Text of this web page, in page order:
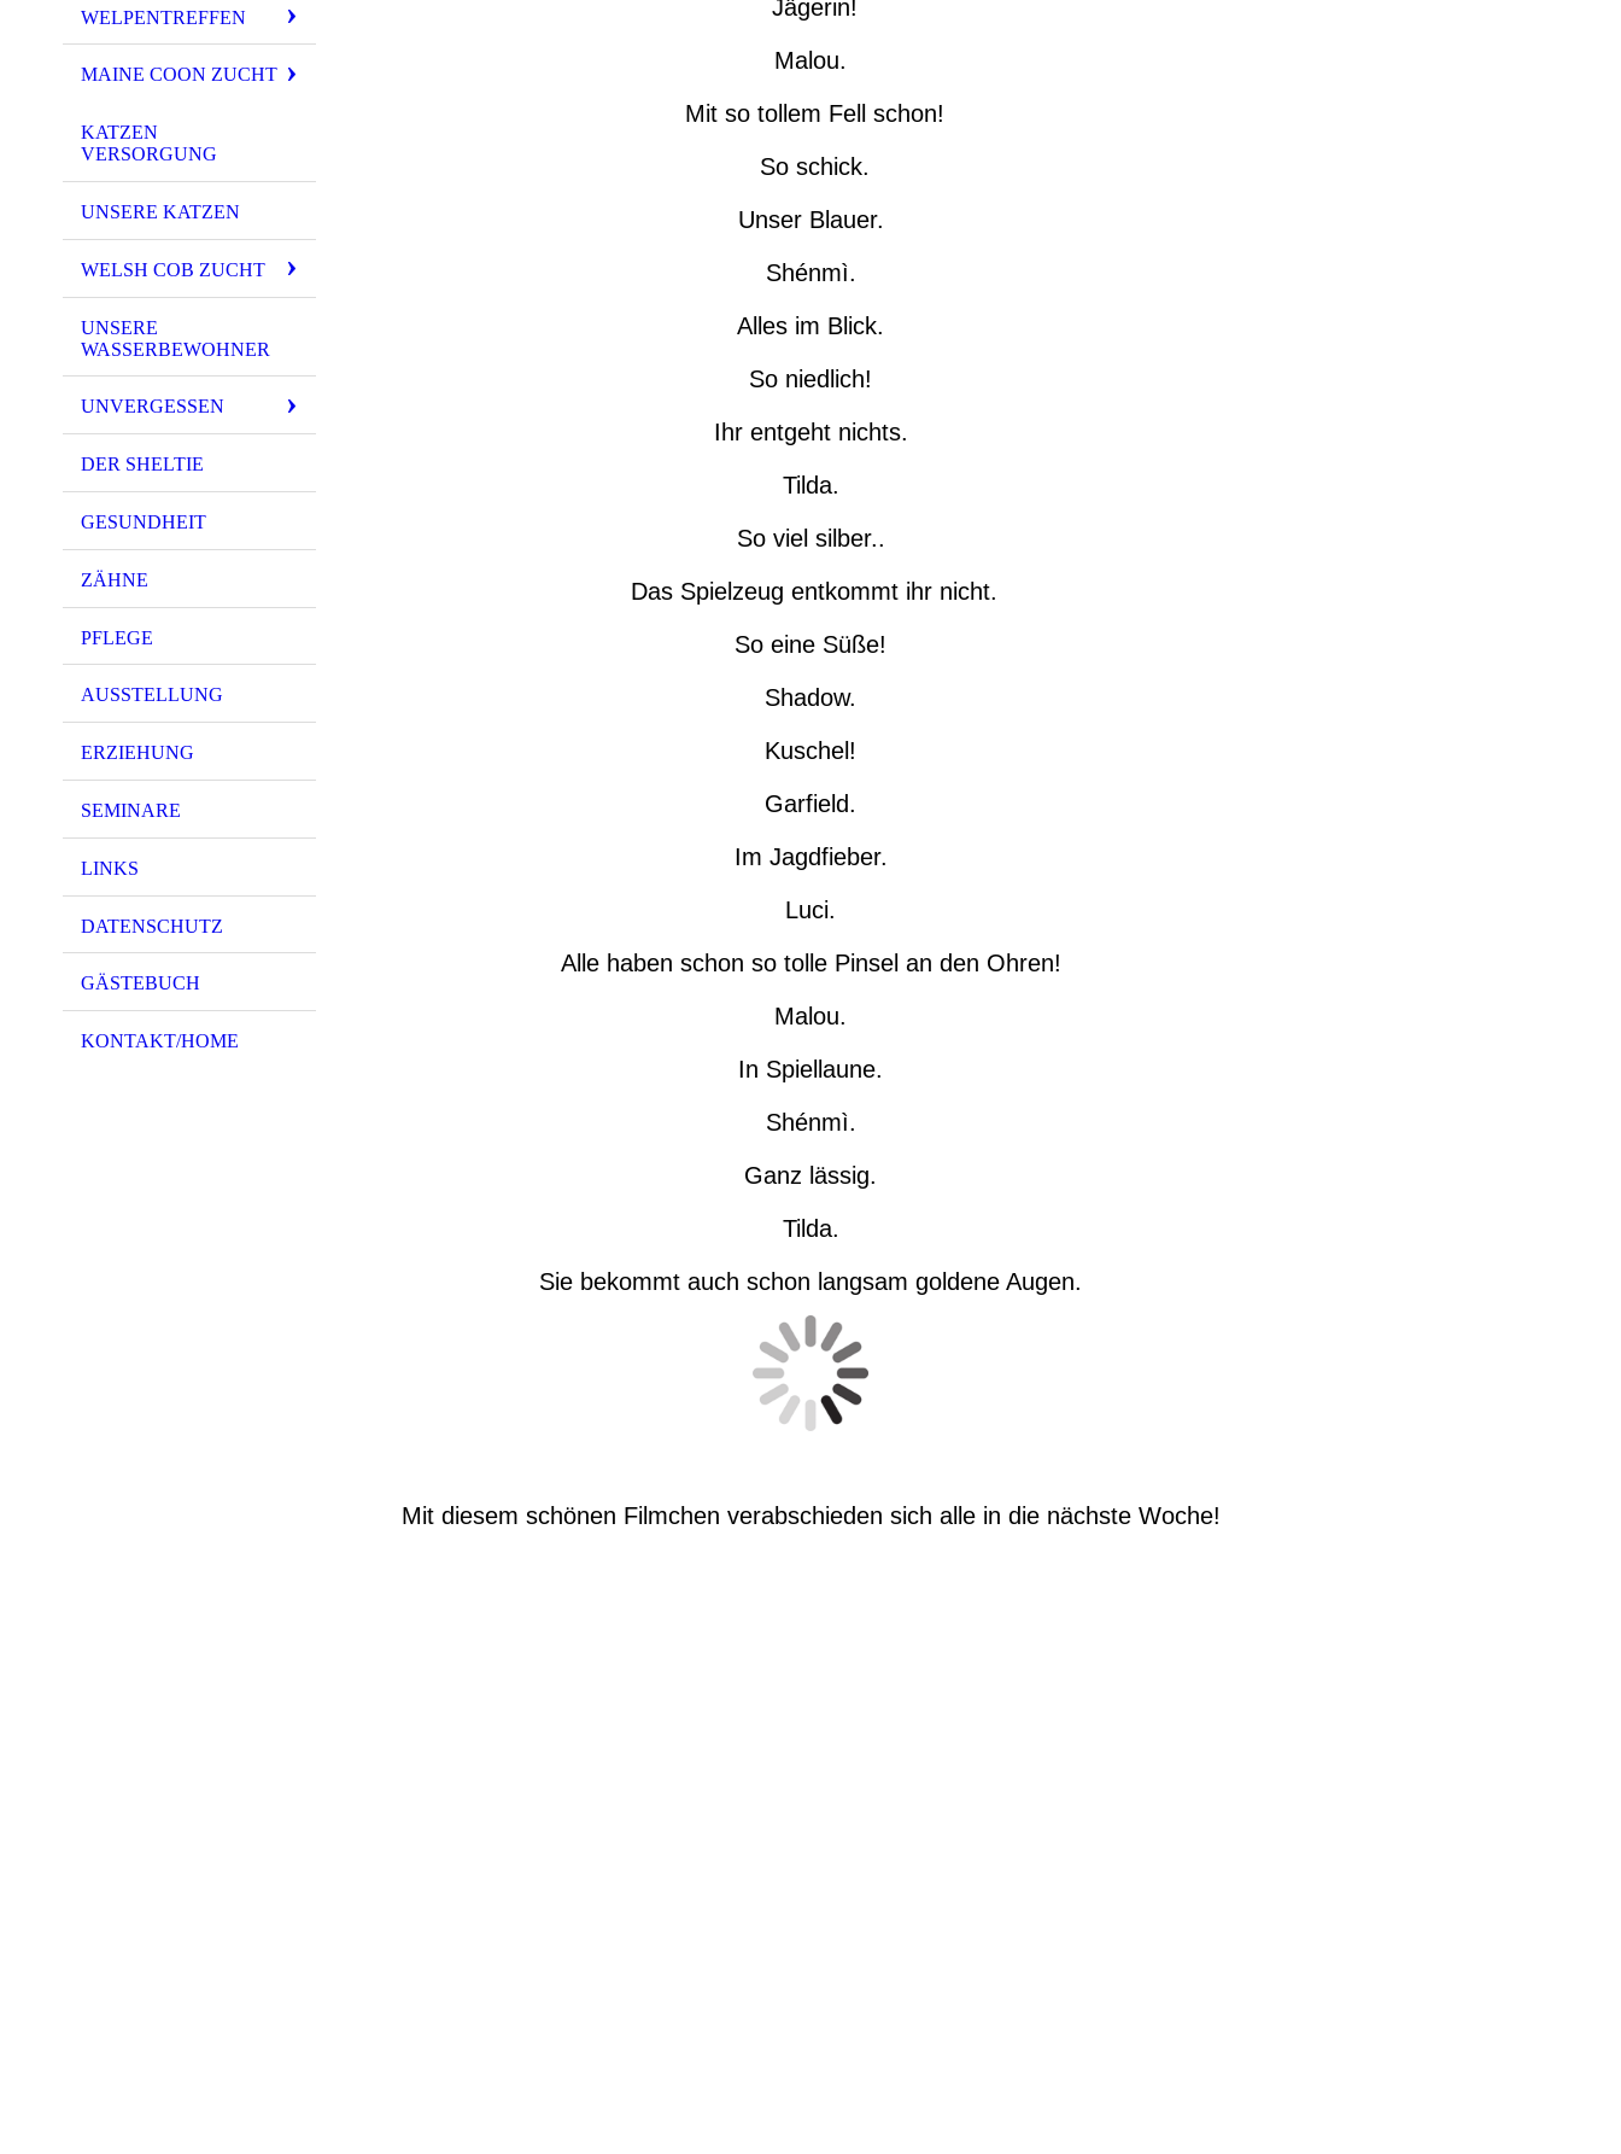
WELPENTREFFEN
MAINE COON ZUCHT
KATZEN
VERSORGUNG
UNSERE KATZEN
WELSH COB ZUCHT
UNSERE
WASSERBEWOHNER
UNVERGESSEN
DER SHELTIE
GESUNDHEIT
ZÄHNE
PFLEGE
AUSSTELLUNG
ERZIEHUNG
SEMINARE
LINKS
DATENSCHUTZ
GÄSTEBUCH
KONTAKT/HOME
Jägerin!
Malou.
Mit so tollem Fell schon!
So schick.
Unser Blauer.
Shénmì.
Alles im Blick.
So niedlich!
Ihr entgeht nichts.
Tilda.
So viel silber..
Das Spielzeug entkommt ihr nicht.
So eine Süße!
Shadow.
Kuschel!
Garfield.
Im Jagdfieber.
Luci.
Alle haben schon so tolle Pinsel an den Ohren!
Malou.
In Spiellaune.
Shénmì.
Ganz lässig.
Tilda.
Sie bekommt auch schon langsam goldene Augen.
Mit diesem schönen Filmchen verabschieden sich alle in die nächste Woche!